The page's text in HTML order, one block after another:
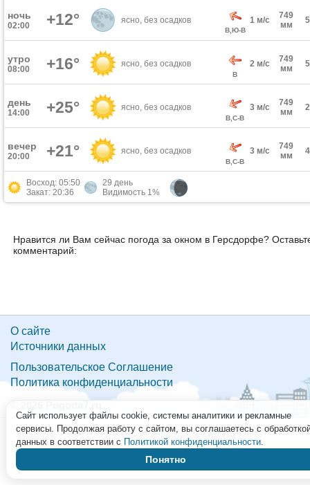
ночь
02:00 +12° ясно, без осадков
В,Ю-В
1 м/с
749
мм
утро
08:00 +16° ясно, без осадков
В
2 м/с
749
мм
день
14:00 +25° ясно, без осадков
В,С-В
3 м/с
749
мм
вечер
20:00 +21° ясно, без осадков
В,С-В
3 м/с
749
мм
Восход: 05:50
Закат: 20:36
29 день
Видимость 1%
Нравится ли Вам сейчас погода за окном в Герсдорфе?
комментарий:
О сайте
Источники данных
Пользовательское Соглашение
Политика конфиденциальности
Сайт использует файлы cookie, системы аналитики и рекламные
сервисы. Продолжая работу с сайтом, вы соглашаетесь с
данных в соответствии с Политикой конфиденциальности.
Понятно